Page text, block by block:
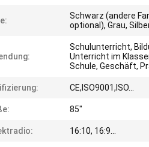
Schwarz (andere
optional), Grau,
Schulunterricht,
Unterricht im
Schule, Geschäft,
CE,ISO9001,ISO...
85"
16:10, 16:9...